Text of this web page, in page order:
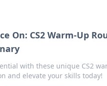
On: CS2 Warm-Up
with these unique CS2
and elevate your skills today!